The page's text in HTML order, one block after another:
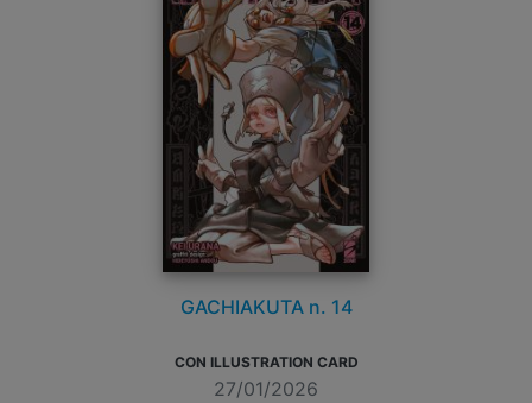
GACHIAKUTA n. 14
CON ILLUSTRATION CARD
27/01/2026